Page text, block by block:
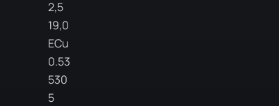
2,5
19,0
ECu
0.53
530
5